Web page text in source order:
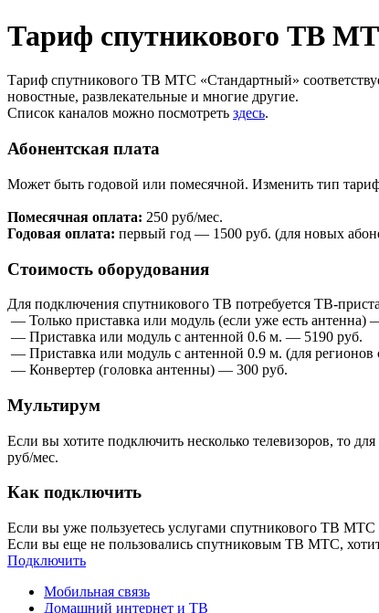
Тариф спутникового ТВ
Тариф спутникового ТВ МТС «Стандартный»
новостные, развлекательные и многие другие.
Список каналов можно посмотреть здесь.
Абонентская плата
Может быть годовой или помесячной. Изменить тип
Помесячная оплата: 250 руб/мес.
Годовая оплата: первый год — 1500 руб. (для новых
Стоимость оборудования
Для подключения спутникового ТВ потребуется ТВ-
— Только приставка или модуль (если уже есть антенна)
— Приставка или модуль с антенной 0.6 м. — 5190 руб.
— Приставка или модуль с антенной 0.9 м. (для
— Конвертер (головка антенны) — 300 руб.
Мультирум
Если вы хотите подключить несколько телевизоров, то
руб/мес.
Как подключить
Если вы уже пользуетесь услугами спутникового ТВ МТС
Если вы еще не пользовались спутниковым ТВ МТС,
Подключить
Мобильная связь
Домашний интернет и ТВ